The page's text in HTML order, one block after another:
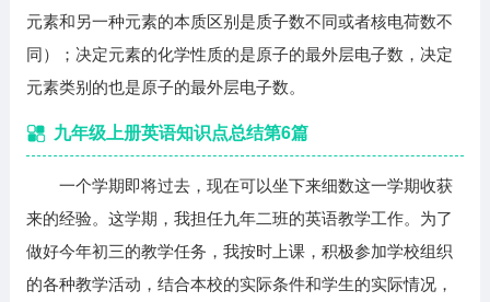
元素和另一种元素的本质区别是质子数不同或者核电荷数不
同）；决定元素的化学性质的是原子的最外层电子数，决定
元素类别的也是原子的最外层电子数。
九年级上册英语知识点总结第6篇
一个学期即将过去，现在可以坐下来细数这一学期收获
来的经验。这学期，我担任九年二班的英语教学工作。为了
做好今年初三的教学任务，我按时上课，积极参加学校组织
的各种教学活动，结合本校的实际条件和学生的实际情况，